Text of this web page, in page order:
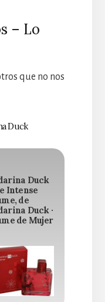
– Lo
que no nos
Duck
Duck
Intense
de
Duck ·
de Mujer